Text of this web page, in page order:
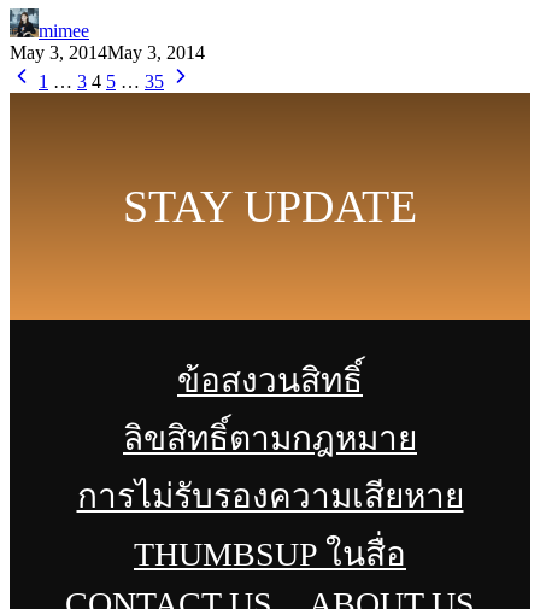
mimee
May 3, 2014May 3, 2014
1 … 3 4 5 … 35
STAY UPDATE
ข้อสงวนสิทธิ์
ลิขสิทธิ์ตามกฎหมาย
การไม่รับรองความเสียหาย
THUMBSUP ในสื่อ